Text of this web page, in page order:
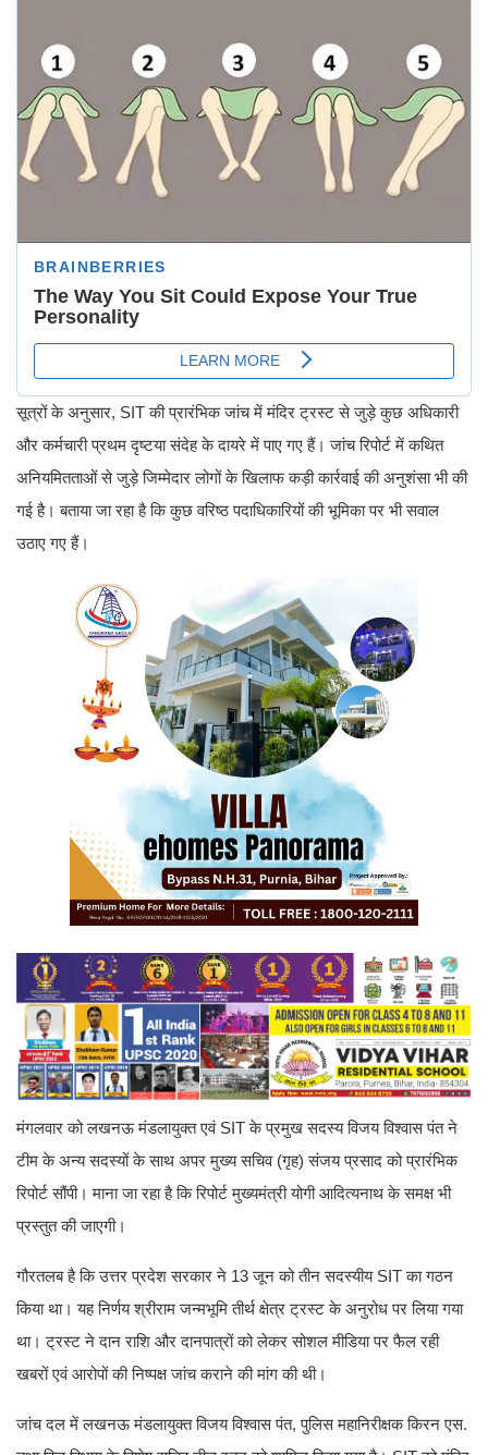
सूत्रों के अनुसार, SIT की प्रारंभिक जांच में मंदिर ट्रस्ट से जुड़े कुछ अधिकारी
और कर्मचारी प्रथम दृष्टया संदेह के दायरे में पाए गए हैं। जांच रिपोर्ट में कथित
अनियमितताओं से जुड़े जिम्मेदार लोगों के खिलाफ कड़ी कार्रवाई की अनुशंसा भी की
गई है। बताया जा रहा है कि कुछ वरिष्ठ पदाधिकारियों की भूमिका पर भी सवाल
उठाए गए हैं।
मंगलवार को लखनऊ मंडलायुक्त एवं SIT के प्रमुख सदस्य विजय विश्वास पंत ने
टीम के अन्य सदस्यों के साथ अपर मुख्य सचिव (गृह) संजय प्रसाद को प्रारंभिक
रिपोर्ट सौंपी। माना जा रहा है कि रिपोर्ट मुख्यमंत्री योगी आदित्यनाथ के समक्ष भी
प्रस्तुत की जाएगी।
गौरतलब है कि उत्तर प्रदेश सरकार ने 13 जून को तीन सदस्यीय SIT का गठन
किया था। यह निर्णय श्रीराम जन्मभूमि तीर्थ क्षेत्र ट्रस्ट के अनुरोध पर लिया गया
था। ट्रस्ट ने दान राशि और दानपात्रों को लेकर सोशल मीडिया पर फैल रही
खबरों एवं आरोपों की निष्पक्ष जांच कराने की मांग की थी।
जांच दल में लखनऊ मंडलायुक्त विजय विश्वास पंत, पुलिस महानिरीक्षक किरन एस.